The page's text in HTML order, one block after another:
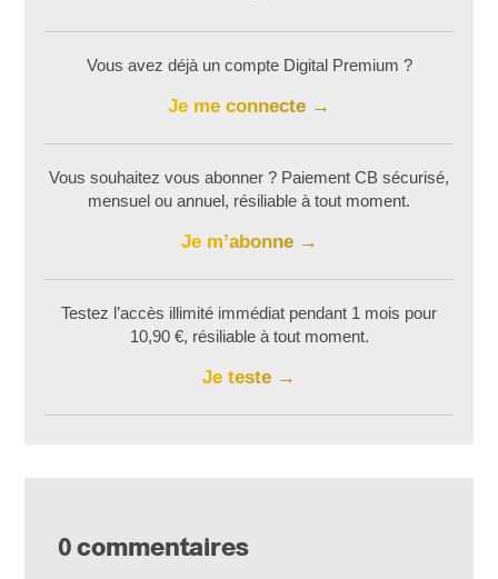
Vous avez déjà un compte Digital Premium ?
Je me connecte
Vous souhaitez vous abonner ? Paiement CB sécurisé,
mensuel ou annuel, résiliable à tout moment.
Je m’abonne
Testez l’accès illimité immédiat pendant 1 mois pour
10,90 €, résiliable à tout moment.
Je teste
0 commentaires